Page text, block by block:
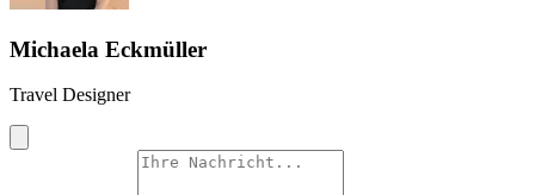
Michaela Eckmüller
Travel Designer